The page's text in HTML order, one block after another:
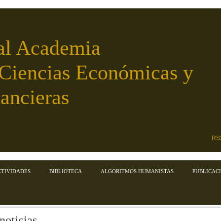
Academia
Económicas y
BIBLIOTECA ALGORITMOS HUMANISTAS